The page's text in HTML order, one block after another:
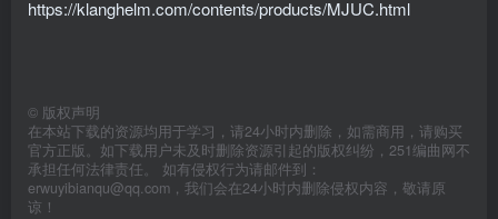
https://klanghelm.com/contents/products/MJUC.html
© 版权声明
在本站下载的资源均用于学习，请24小时内删除，如需商用，请购买
官方正版。如下载用户未及时删除资源引起的版权纠纷，251编曲网不
承担任何法律责任。 如有侵权行为请邮件到：
erwuyibianqu@qq.com，我们会在24小时内删除侵权内容，敬请原
谅！